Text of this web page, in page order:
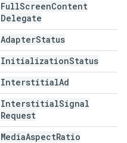
FullScreenContent
Delegate
AdapterStatus
InitializationStatus
InterstitialAd
InterstitialSignal
Request
MediaAspectRatio